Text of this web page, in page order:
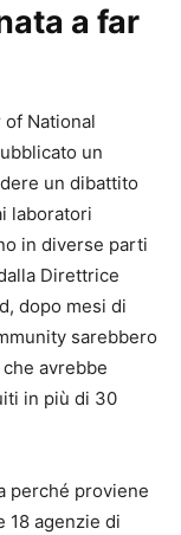
a far
of National
un
un dibattito
laboratori
in diverse parti
Direttrice
dopo mesi di
sarebbero
avrebbe
in più di 30
perché proviene
18 agenzie di